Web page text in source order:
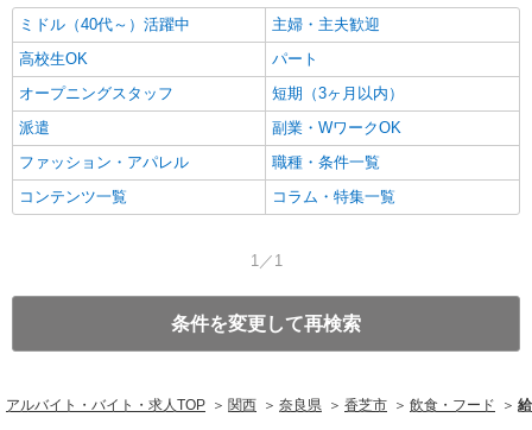
ミドル（40代～）活躍中
主婦・主夫歓迎
高校生OK
パート
オープニングスタッフ
短期（3ヶ月以内）
派遣
副業・WワークOK
ファッション・アパレル
職種・条件一覧
コンテンツ一覧
コラム・特集一覧
1／1
条件を変更して再検索
アルバイト・バイト・求人TOP 関西 奈良県 香芝市 飲食・フード